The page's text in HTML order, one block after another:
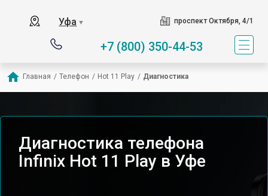
Уфа ▼ проспект Октября, 4/1
+7 (800) 350-44-53
Главная / Телефон / Hot 11 Play / Диагностика
Диагностика телефона
Infinix Hot 11 Play в Уфе